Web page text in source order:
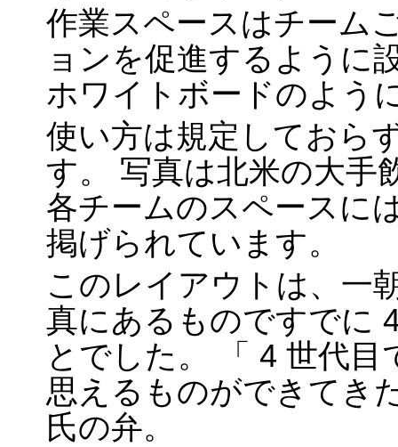
作業スペースはチーム
ョンを促進するように
ホワイトボードのよう
使い方は規定しておら
す。 写真は北米の大手
各チームのスペースに
掲げられています。
このレイアウトは、一
真にあるものですでに
とでした。 「 4 世代
思えるものができてき
氏の弁。